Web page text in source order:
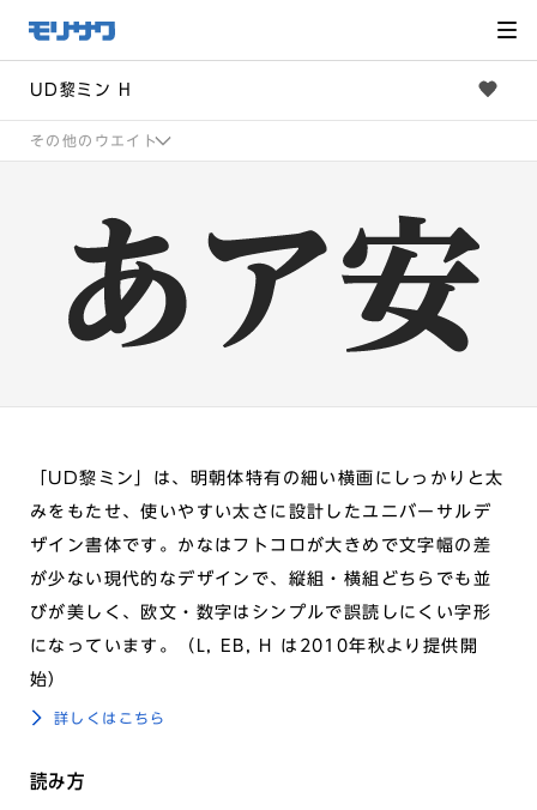
メ
ニュー
飛ばし
へ移動
UD黎ミン H
その他のウエイト
「UD黎ミン」は、明朝体特有の細い横画にしっかりと太
みをもたせ、使いやすい太さに設計したユニバーサルデ
ザイン書体です。かなはフトコロが大きめで文字幅の差
が少ない現代的なデザインで、縦組・横組どちらでも並
びが美しく、欧文・数字はシンプルで誤読しにくい字形
になっています。（L, EB, H は2010年秋より提供開
始）
詳しくはこちら
読み方